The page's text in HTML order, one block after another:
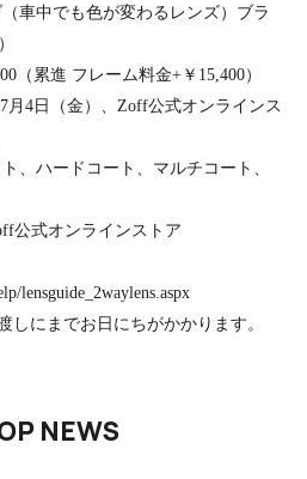
車中でも色が変わるレンズ）ブラ
）
（累進 フレーム料金+ ￥ 15,400）
7月 4 日（金）、 Zoff公式オンラインス
、ハードコート、マルチコート、
公式オンラインストア
lensguide_2waylens.aspx
にまでお日にちがかかります。
NEWS